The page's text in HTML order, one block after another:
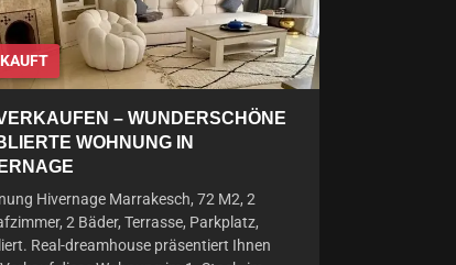
– WUNDERSCHÖNE
WOHNUNG IN
Hivernage Marrakesch, 72 M2, 2
2 Bäder, Terrasse, Parkplatz,
Real-dreamhouse präsentiert Ihnen